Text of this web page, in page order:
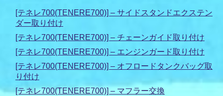
[テネレ700(TENERE700)] – サイドスタンドエクステン
ダー取り付け
[テネレ700(TENERE700)] – チェーンガイド取り付け
[テネレ700(TENERE700)] – エンジンガード取り付け
[テネレ700(TENERE700)] – オフロードタンクバッグ取
り付け
[テネレ700(TENERE700)] – マフラー交換